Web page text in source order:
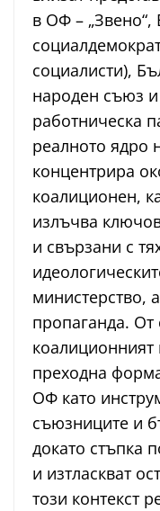
в ОФ – „Звено“,
социалисти),
народен съюз и
работническа
реалното ядро
концентрира
коалиционен,
излъчва
и свързани с
министерство,
пропаганда.
преходна
ОФ като
съюзниците и
докато стъпка
и изтласкват
този контекст